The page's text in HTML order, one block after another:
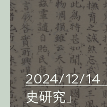
2024/12/14
史研究」